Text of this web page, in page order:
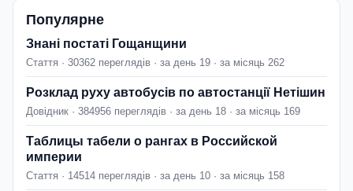
Популярне
Знані постаті Гощанщини
Стаття · 30362 переглядів · за день 19 · за місяць 262
Розклад руху автобусів по автостанції Нетішин
Довідник · 384956 переглядів · за день 18 · за місяць 169
Таблицы табели о рангах в Российской
империи
Стаття · 14514 переглядів · за день 10 · за місяць 158